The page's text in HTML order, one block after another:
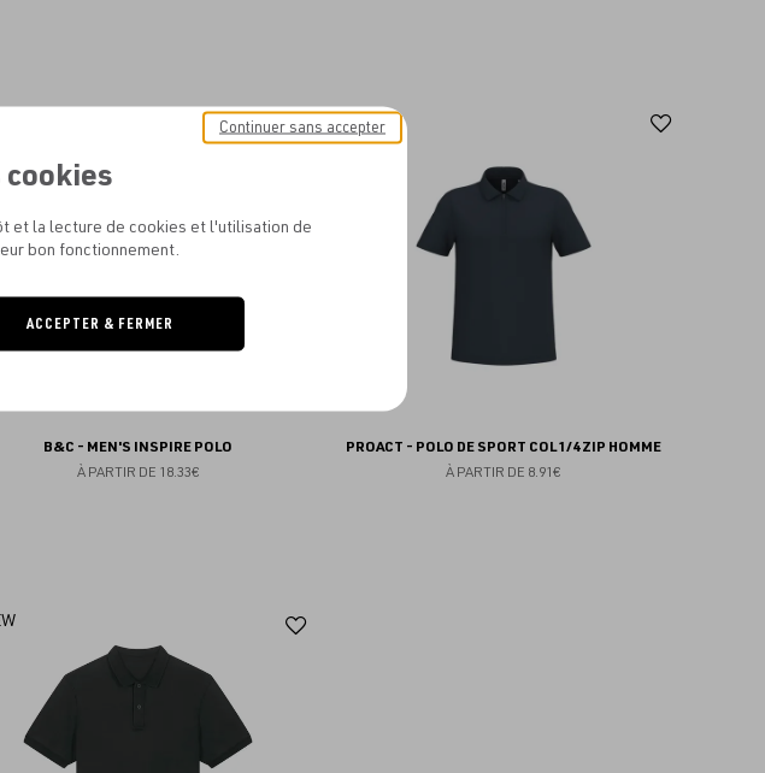
B&C - MEN'S INSPIRE POLO
À PARTIR DE 18.33€
Ajouter
NEW
PROACT - POLO DE SPORT COL 1/4 ZIP HOMME
À PARTIR DE 8.91€
et la lecture de cookies et l'utilisation de
bon fonctionnement.
Continuer sans accepter
ACCEPTER & FERMER